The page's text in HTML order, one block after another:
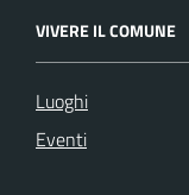
VIVERE IL COMUNE
Luoghi
Eventi